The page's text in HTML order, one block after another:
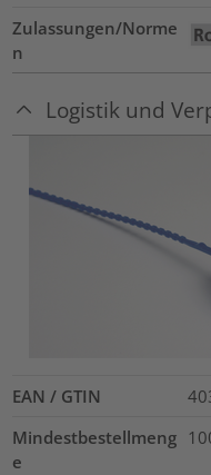
Zulassungen/Norme
n
Logistik und
EAN / GTIN
Mindestbestellmeng
e